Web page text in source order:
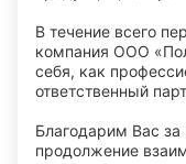
В течение всего
компания ООО
себя, как
ответственный
Благодарим Вас
продолжение